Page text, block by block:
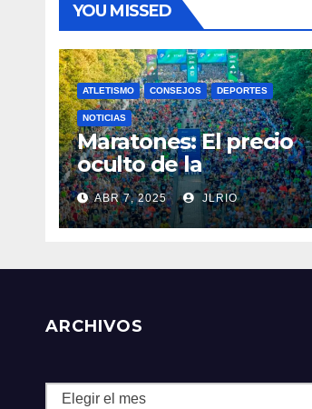
YOU MISSED
ATLETISMO CONSEJOS DEPORTES
NOTICIAS
Maratones: El precio
oculto de la
resistencia
ABR 7, 2025 JLRIO
ARCHIVOS
Archivos